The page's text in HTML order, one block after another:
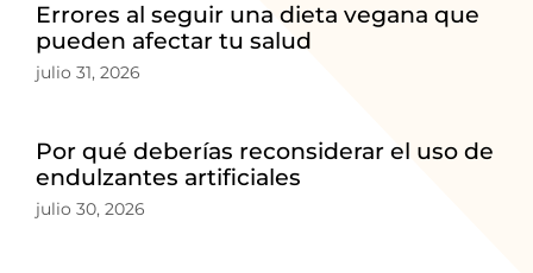
Errores al seguir una dieta vegana que
pueden afectar tu salud
julio 31, 2026
Por qué deberías reconsiderar el uso de
endulzantes artificiales
julio 30, 2026